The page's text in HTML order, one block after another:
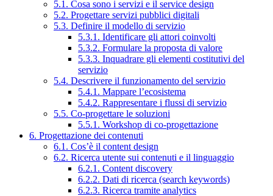
5.1. Cosa sono i servizi e il service design
5.2. Progettare servizi pubblici digitali
5.3. Definire il modello di servizio
5.3.1. Identificare gli attori coinvolti
5.3.2. Formulare la proposta di valore
5.3.3. Inquadrare gli elementi costitutivi del
servizio
5.4. Descrivere il funzionamento del servizio
5.4.1. Mappare l’ecosistema
5.4.2. Rappresentare i flussi di servizio
5.5. Co-progettare le soluzioni
5.5.1. Workshop di co-progettazione
6. Progettazione dei contenuti
6.1. Cos’è il content design
6.2. Ricerca utente sui contenuti e il linguaggio
6.2.1. Content discovery
6.2.2. Dati di ricerca (search keywords)
6.2.3. Ricerca tramite analytics